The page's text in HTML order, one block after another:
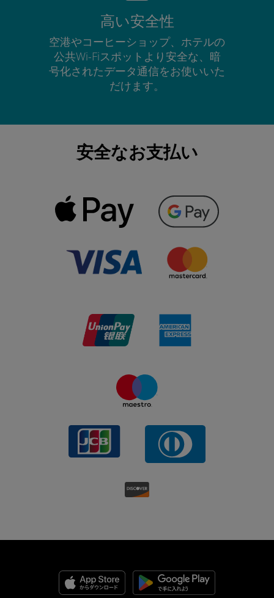
高い安全性
空港やコーヒーショップ、ホテルの
公共Wi-Fiスポットより安全な、暗
号化されたデータ通信をお使いいた
だけます。
安全なお支払い